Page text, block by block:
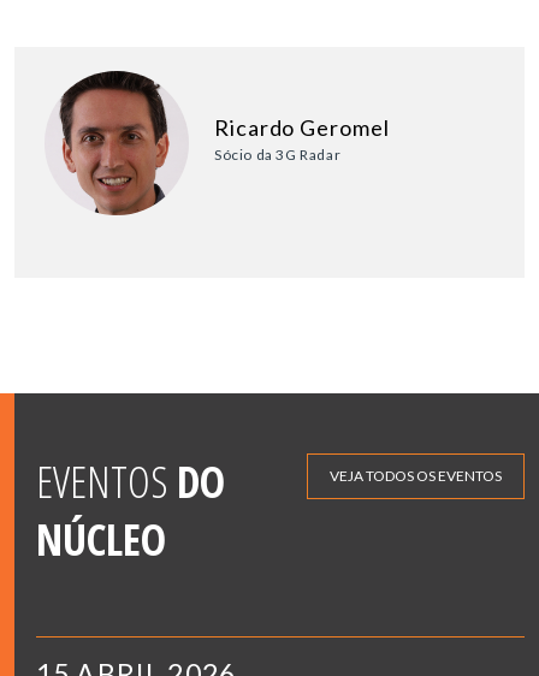
Ricardo Geromel
Sócio da 3G Radar
EVENTOS DO
NÚCLEO
VEJA TODOS OS EVENTOS